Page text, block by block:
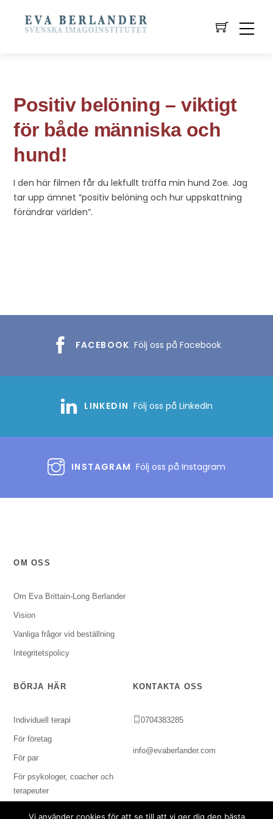
Positiv belöning – viktigt
för både människa och
hund!
I den här filmen får du lekfullt träffa min hund Zoe. Jag
tar upp ämnet ”positiv belöning och hur uppskattning
förändrar världen”.
FACEBOOK Följ oss på Facebook
LINKEDIN Följ oss på LinkedIn
INSTAGRAM Följ oss på Instagram
OM OSS
Om Eva Brittain-Long Berlander
Vision
Vanliga frågor vid beställning
Integritetspolicy
BÖRJA HÄR
Individuell terapi
För företag
För par
För psykologer, coacher och
terapeuter
KONTAKTA OSS
0704383285
info@evaberlander.com
Vi använder cookies för att se till att vi ger dig den bästa